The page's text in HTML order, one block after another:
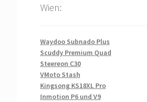
Wien:
Waydoo Subnado Plus
Scuddy Premium Quad
Steereon C30
VMoto Stash
Kingsong KS18XL Pro
Inmotion P6 und V9